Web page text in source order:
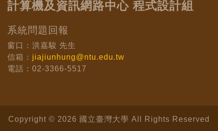
計算機及資訊網路中心 程式設計組
系統問題回報
窗口：洪嘉駿 先生
信箱： jiajiunhung@ntu.edu.tw
電話：02-3366-5517
Copyright © 2026 國立臺灣大學 All Rights Reserved